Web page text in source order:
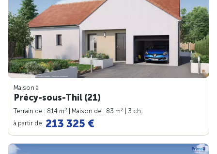
Maison à
Précy-sous-Thil (21)
Terrain de : 814 m2 | Maison de : 83 m2
| 3 ch.
à partir de 213 325 €